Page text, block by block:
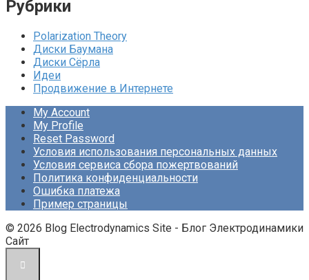
Рубрики
Polarization Theory
Диски Баумана
Диски Сёрла
Идеи
Продвижение в Интернете
My Account
My Profile
Reset Password
Условия использования персональных данных
Условия сервиса сбора пожертвований
Политика конфиденциальности
Ошибка платежа
Пример страницы
© 2026 Blog Electrodynamics Site - Блог Электродинамики
Сайт